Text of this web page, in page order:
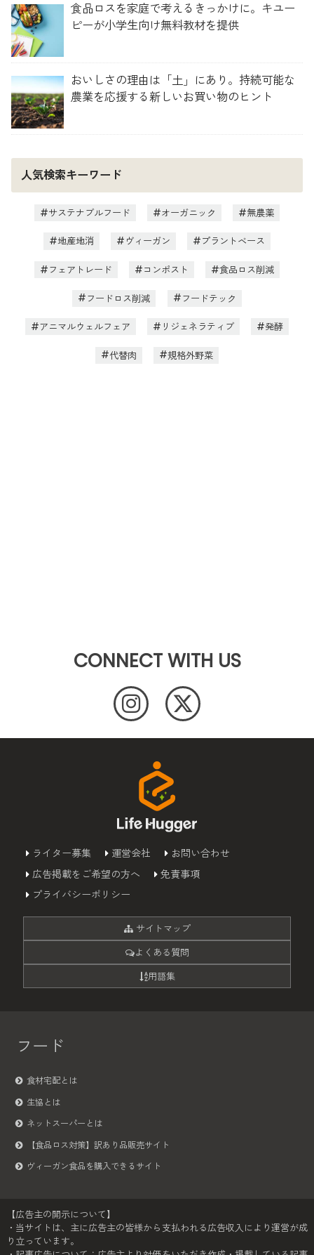
食品ロスを家庭で考えるきっかけに。キユー
ピーが小学生向け無料教材を提供
おいしさの理由は「土」にあり。持続可能な
農業を応援する新しいお買い物のヒント
人気検索キーワード
サステナブルフード オーガニック 無農薬
地産地消 ヴィーガン プラントベース
フェアトレード コンポスト 食品ロス削減
フードロス削減 フードテック
アニマルウェルフェア リジェネラティブ 発酵
代替肉 規格外野菜
CONNECT WITH US
ライター募集 運営会社
お問い合わせ
広告掲載をご希望の方へ
免責事項
プライバシーポリシー
サイトマップ
よくある質問
用語集
フード
食材宅配とは
生協とは
ネットスーパーとは
【食品ロス対策】訳あり品販売サイト
ヴィーガン食品を購入できるサイト
【広告主の開示について】
・当サイトは、主に広告主の皆様から支払われる広告収入により運営が成
り立っています。